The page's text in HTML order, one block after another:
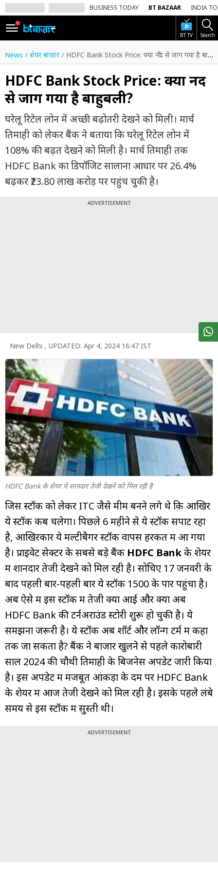
BUSINESS TODAY BT BAZAAR INDIA
BT TV Search
SIGN
IN
Dark
Mode
होम
शेयर
बाज़ार
वीडियो
ट्रेंडिंग
शेयर
बाज़ार
ट्रेंडिंग
बिजनेस
न्यूज
वीडियो
म्यूचुअल
फंड
News शेयर बाज़ार HDFC Bank Stock Price: क्या नींद से जाग गया है बाहुबली?
HDFC Bank Stock Price: क्या नींद
से जाग गया है बाहुबली?
घरेलू रिटेल लोन में अच्छी बढ़ोतरी देखने को मिली। मार्च
तिमाही को लेकर बैंक ने बताया कि घरेलू रिटेल लोन में
108% की बढ़त देखने को मिली है। मार्च तिमाही तक
HDFC Bank का डिपॉजिट सालाना आधार पर 26.4%
बढ़कर ₹23.80 लाख करोड़ पर पहुंच चुकी है।
ADVERTISEMENT
New Delhi , UPDATED: Apr 4, 2024 16:47 IST
HDFC Bank के शेयर में शानदार तेजी देखने को मिल रही है
जिस स्टॉक को लेकर ITC जैसे मीम बनने लगे थे कि आखिर
ये स्टॉक कब चलेगा। पिछले 6 महीने से ये स्टॉक सपाट रहा
है, आखिरकार ये मल्टीबैगर स्टॉक वापस हरकत में आ गया
है। प्राइवेट सेक्टर के सबसे बड़े बैंक HDFC Bankके शेयर
में शानदार तेजी देखने को मिल रही है। सोचिए 17 जनवरी के
बाद पहली बार-पहली बार ये स्टॉक ₹1500 के पार पहुंचा है।
अब ऐसे में इस स्टॉक में तेजी क्यों आई और क्या अब
HDFC Bank की टर्नअराउंड स्टोरी शुरू हो चुकी है। ये
समझना जरूरी है। ये स्टॉक अब शॉर्ट और लॉन्ग टर्म में कहा
तक जा सकता है? बैंक ने बाजार खुलने से पहले कारोबारी
साल 2024 की चौथी तिमाही के बिजनेस अपडेट जारी किया
है। इस अपडेट में मजबूत आंकड़ों के दम पर HDFC Bank
के शेयर में आज तेजी देखने को मिल रही है। इसके पहले लंबे
समय से इस स्टॉक में सुस्ती थी।
ADVERTISEMENT